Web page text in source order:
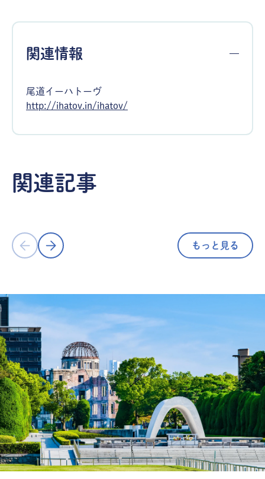
関連情報
尾道イーハトーヴ
http://ihatov.in/ihatov/
関連記事
館』全17作品の 見所・行き方を徹底
解説！／広島県尾道市
もっと見る